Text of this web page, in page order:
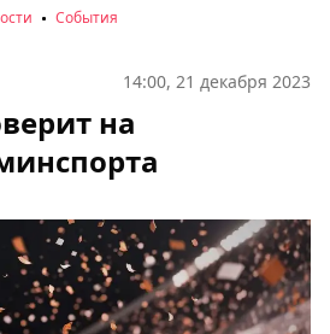
События
14:00, 21 декабря 2023
на